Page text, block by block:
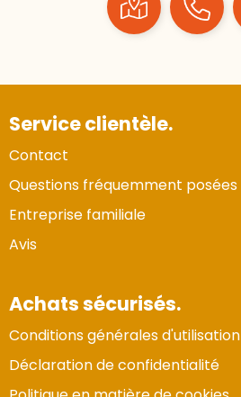
Service clientèle.
Contact
Questions fréquemment posées
Entreprise familiale
Avis
Achats sécurisés.
Conditions générales d'utilisation
Déclaration de confidentialité